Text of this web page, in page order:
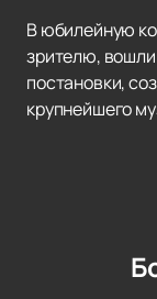
В юбилейную
зрителю,
постановки,
крупнейшего